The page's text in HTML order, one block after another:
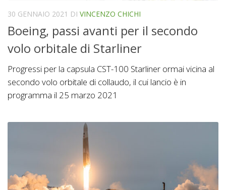
30 GENNAIO 2021 DI VINCENZO CHICHI
Boeing, passi avanti per il secondo
volo orbitale di Starliner
Progressi per la capsula CST-100 Starliner ormai vicina al
secondo volo orbitale di collaudo, il cui lancio è in
programma il 25 marzo 2021